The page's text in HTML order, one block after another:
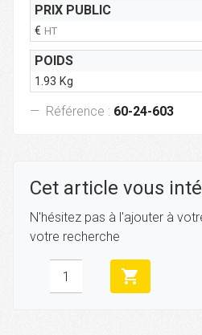
PRIX PUBLIC
€ HT
POIDS
1.93 Kg
Référence : 60-24-603
Cet article vous
N'hésitez pas à l'ajouter à
votre recherche
shopping_cart